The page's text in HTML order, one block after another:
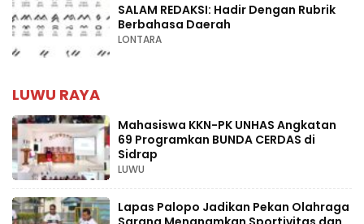
SALAM REDAKSI: Hadir Dengan Rubrik
Berbahasa Daerah
LONTARA
LUWU RAYA
Mahasiswa KKN-PK UNHAS Angkatan
69 Programkan BUNDA CERDAS di
Sidrap
LUWU
Lapas Palopo Jadikan Pekan Olahraga